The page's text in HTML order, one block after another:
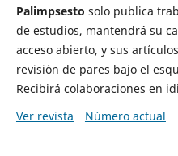
Palimpsesto solo publica
de estudios, mantendrá su
acceso abierto, y sus
revisión de pares bajo el
Recibirá colaboraciones en
Ver revista
Número actual